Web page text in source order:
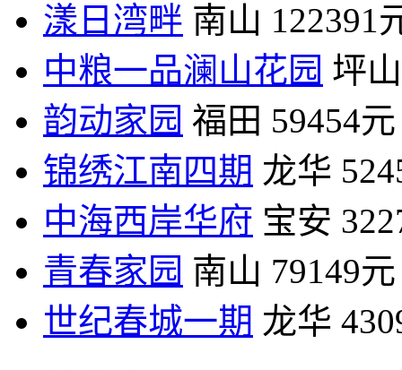
漾日湾畔 南山 122391
中粮一品澜山花园 坪山
韵动家园 福田 59454元
锦绣江南四期 龙华
中海西岸华府 宝安
青春家园 南山 79149元
世纪春城一期 龙华